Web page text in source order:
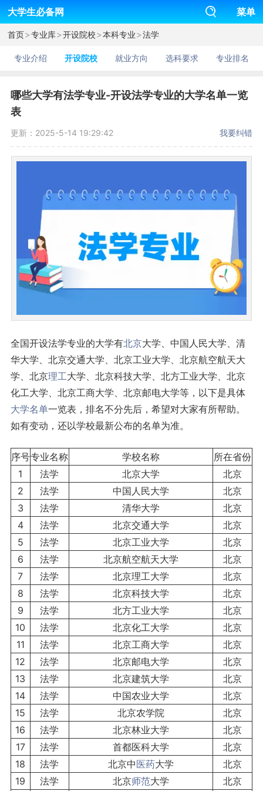
大学生必备网 菜单
首页>专业库>开设院校>本科专业>法学
专业介绍 开设院校 就业方向 选科要求 专业排名
哪些大学有法学专业-开设法学专业的大学名单一览
表
更新：2025-5-14 19:29:42 我要纠错
全国开设法学专业的大学有北京大学、中国人民大学、清
华大学、北京交通大学、北京工业大学、北京航空航天大
学、北京理工大学、北京科技大学、北方工业大学、北京
化工大学、北京工商大学、北京邮电大学等，以下是具体
大学名单一览表，排名不分先后，希望对大家有所帮助。
如有变动，还以学校最新公布的名单为准。
序号专业名称 学校名称
所在省份
1
法学 北京大学
北京
2
法学 中国人民大学
北京
3
法学 清华大学
北京
4
法学 北京交通大学
北京
5
法学 北京工业大学
北京
6
法学 北京航空航天大学
北京
7
法学 北京理工大学
北京
8
法学 北京科技大学
北京
9
法学 北方工业大学
北京
10
法学 北京化工大学
北京
11
法学 北京工商大学
北京
12
法学 北京邮电大学
北京
13
法学 北京建筑大学
北京
14
法学 中国农业大学
北京
15
法学 北京农学院
北京
16
法学 北京林业大学
北京
17
法学 首都医科大学
北京
18
法学 北京中医药大学
北京
19
法学 北京师范大学
北京